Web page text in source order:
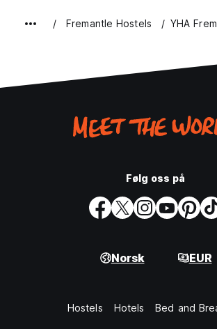
Fremantle Hostels YHA
Følg oss på
Norsk EUR
Hostels Hotels Bed and